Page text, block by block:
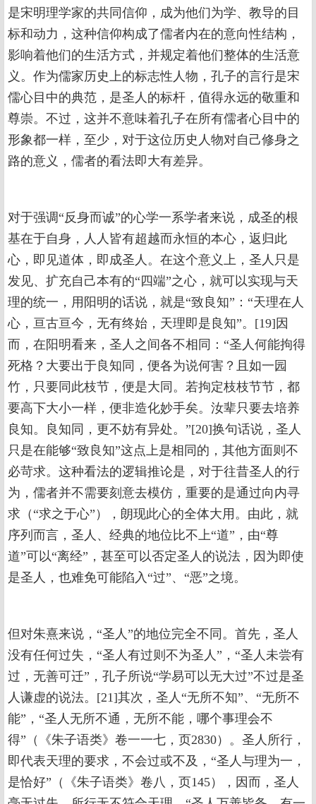
是宋明理学家的共同信仰，成为他们为学、教导的目
标和动力，这种信仰构成了儒者内在的意向性结构，
影响着他们的生活方式，并规定着他们整体的生活意
义。作为儒家历史上的标志性人物，孔子的言行是宋
儒心目中的典范，是圣人的标杆，值得永远的敬重和
尊崇。不过，这并不意味着孔子在所有儒者心目中的
形象都一样，至少，对于这位历史人物对自己修身之
路的意义，儒者的看法即大有差异。
对于强调“反身而诚”的心学一系学者来说，成圣的根
基在于自身，人人皆有超越而永恒的本心，返归此
心，即见道体，即成圣人。在这个意义上，圣人只是
发见、扩充自己本有的“四端”之心，就可以实现与天
理的统一，用阳明的话说，就是“致良知”：“天理在人
心，亘古亘今，无有终始，天理即是良知”。[19]因
而，在阳明看来，圣人之间各不相同：“圣人何能拘得
死格？大要出于良知同，便各为说何害？且如一园
竹，只要同此枝节，便是大同。若拘定枝枝节节，都
要高下大小一样，便非造化妙手矣。汝辈只要去培养
良知。良知同，更不妨有异处。”[20]换句话说，圣人
只是在能够“致良知”这点上是相同的，其他方面则不
必苛求。这种看法的逻辑推论是，对于往昔圣人的行
为，儒者并不需要刻意去模仿，重要的是通过向内寻
求（“求之于心”），朗现此心的全体大用。由此，就
序列而言，圣人、经典的地位比不上“道”，由“尊
道”可以“离经”，甚至可以否定圣人的说法，因为即使
是圣人，也难免可能陷入“过”、“恶”之境。
但对朱熹来说，“圣人”的地位完全不同。首先，圣人
没有任何过失，“圣人有过则不为圣人”，“圣人未尝有
过，无善可迁”，孔子所说“学易可以无大过”不过是圣
人谦虚的说法。[21]其次，圣人“无所不知”、“无所不
能”，“圣人无所不通，无所不能，哪个事理会不
得”（《朱子语类》卷一一七，页2830）。圣人所行，
即代表天理的要求，不会过或不及，“圣人与理为一，
是恰好”（《朱子语类》卷八，页145），因而，圣人